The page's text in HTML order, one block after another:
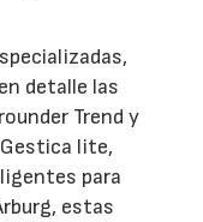
detalle las
Trend y
lite,
para
estas